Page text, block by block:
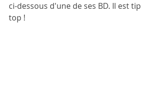
ci-dessous d'une de ses BD. Il est tip
top !